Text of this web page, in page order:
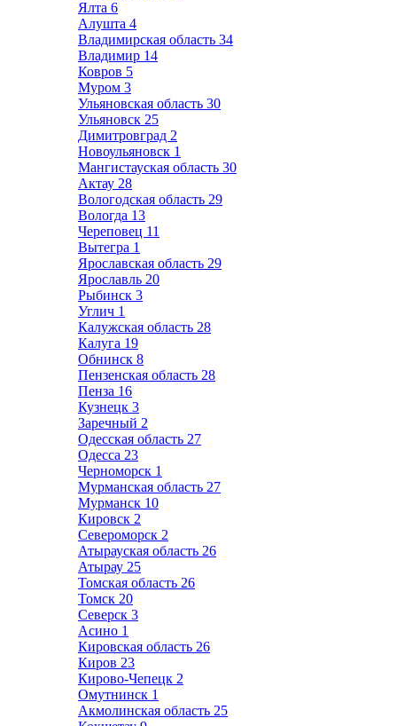
Ялта 6
Алушта 4
Владимирская область 34
Владимир 14
Ковров 5
Муром 3
Ульяновская область 30
Ульяновск 25
Димитровград 2
Новоульяновск 1
Мангистауская область 30
Актау 28
Вологодская область 29
Вологда 13
Череповец 11
Вытегра 1
Ярославская область 29
Ярославль 20
Рыбинск 3
Углич 1
Калужская область 28
Калуга 19
Обнинск 8
Пензенская область 28
Пенза 16
Кузнецк 3
Заречный 2
Одесская область 27
Одесса 23
Черноморск 1
Мурманская область 27
Мурманск 10
Кировск 2
Североморск 2
Атырауская область 26
Атырау 25
Томская область 26
Томск 20
Северск 3
Асино 1
Кировская область 26
Киров 23
Кирово-Чепецк 2
Омутнинск 1
Акмолинская область 25